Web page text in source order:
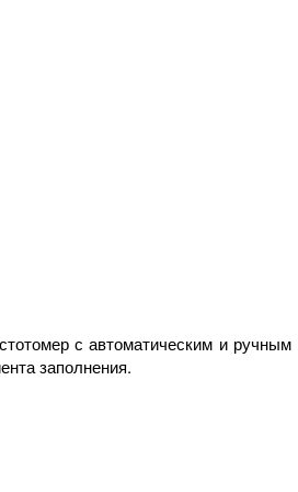
с автоматическим и
заполнения.